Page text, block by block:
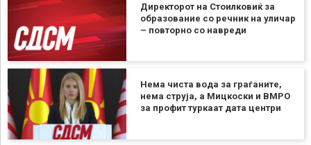
Директорот на Стоилковиќ за
образование со речник на уличар
– повторно со навреди
Нема чиста вода за граѓаните,
нема струја, а Мицкоски и ВМРО
за профит туркаат дата центри